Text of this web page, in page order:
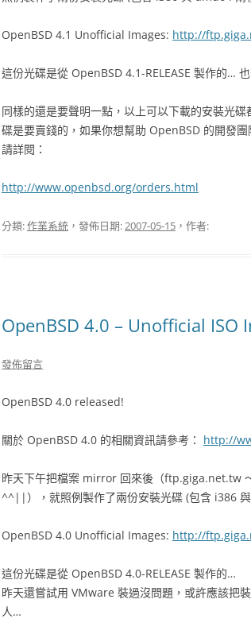
OpenBSD 4.1 Unofficial Images: http://
這份光碟是從 OpenBSD 4.1-RELEASE 製作的…
同樣的還是要聲明一點，以上可以下載的安裝光碟
碟是要賣錢的，如果你想幫助 OpenBSD 的開發
請詳閱：
http://www.openbsd.org/orders.html
分類:作業系統 ，發佈日期:2007-05-15 ，作者:
OpenBSD 4.0 – Unofficial ISO
發佈留言
OpenBSD 4.0 released!
關於 OpenBSD 4.0 的相關資訊請參考： http://
昨天下午把檔案 mirror 回來後（ftp.giga.net.tw
^^||），就照例製作了兩份安裝光碟 (包含 i386
OpenBSD 4.0 Unofficial Images: http://
這份光碟是從 OpenBSD 4.0-RELEASE 製作的…
昨天還嘗試用 VMware 裝過沒問題，或許應該把
人…